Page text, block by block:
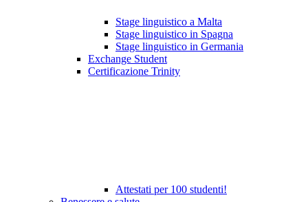
Stage linguistico a Malta
Stage linguistico in Spagna
Stage linguistico in Germania
Exchange Student
Certificazione Trinity
Attestati per 100 studenti!